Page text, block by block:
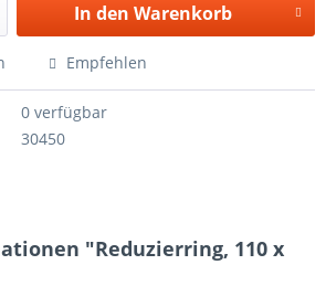
In den Warenkorb
Empfehlen
0 verfügbar
30450
"Reduzierring, 110 x